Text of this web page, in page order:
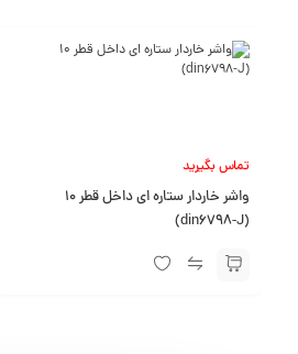
تماس بگیرید
واشر خاردار ستاره ای داخل قطر 10
(din6798-J)